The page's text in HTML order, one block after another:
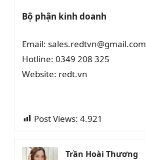
Bộ phận kinh doanh
Email: sales.redtvn@gmail.com
Hotline: 0349 208 325
Website: redt.vn
Post Views: 4.921
Trần Hoài Thương